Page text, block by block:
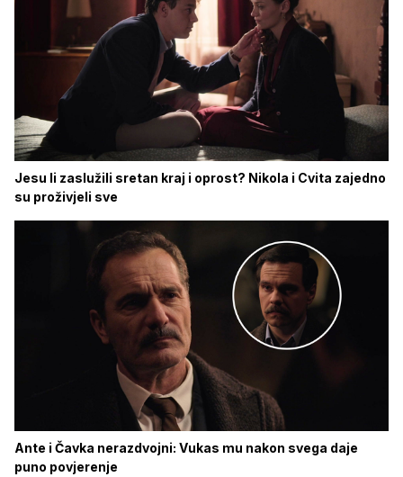
Jesu li zaslužili sretan kraj i oprost? Nikola i Cvita zajedno
su proživjeli sve
Ante i Čavka nerazdvojni: Vukas mu nakon svega daje
puno povjerenje